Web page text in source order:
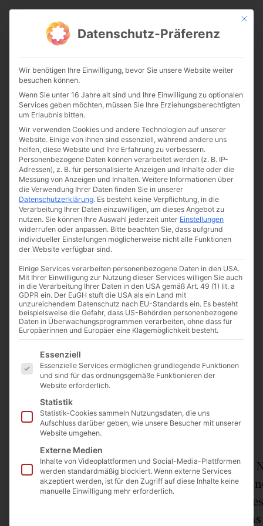
CATHWALK.DE
Die Alte Messe – lichtreich
und schön
Holywell pilgrimage 2011 | Bild: Matthew Doyle | flickr.com | Lizenz:
CC BY-NC 2.0 – https://creativecommons.org/licenses/by-nc/2.0/
Von Dr. Thorsten Paprotny
22. November 2019
0:00
Die Basilika Sankt Clemens in Hannover –
Diaspora – schenkt Sonntag für Sonntag
versammelt sich auch die sogenannte
Hannover vorsteht. Im Umfeld von St.
Mit
Datenschutz-Präferenz
Wir benötigen Ihre Einwilligung, bevor Sie unsere Website weiter
besuchen können.
Wenn Sie unter 16 Jahre alt sind und Ihre Einwilligung zu optionalen
Services geben möchten, müssen Sie Ihre Erziehungsberechtigten
um Erlaubnis bitten.
Wir verwenden Cookies und andere Technologien auf unserer
Website. Einige von ihnen sind essenziell, während andere uns
helfen, diese Website und Ihre Erfahrung zu verbessern.
Personenbezogene Daten können verarbeitet werden (z. B. IP-
Adressen), z. B. für personalisierte Anzeigen und Inhalte oder die
Messung von Anzeigen und Inhalten. Weitere Informationen über
die Verwendung Ihrer Daten finden Sie in unserer
Datenschutzerklärung. Es besteht keine Verpflichtung, in die
Verarbeitung Ihrer Daten einzuwilligen, um dieses Angebot zu
nutzen. Sie können Ihre Auswahl jederzeit unter Einstellungen
widerrufen oder anpassen. Bitte beachten Sie, dass aufgrund
individueller Einstellungen möglicherweise nicht alle Funktionen
der Website verfügbar sind.
Einige Services verarbeiten personenbezogene Daten in den USA.
Mit Ihrer Einwilligung zur Nutzung dieser Services willigen Sie auch
in die Verarbeitung Ihrer Daten in den USA gemäß Art. 49 (1) lit. a
GDPR ein. Der EuGH stuft die USA als ein Land mit
unzureichendem Datenschutz nach EU-Standards ein. Es besteht
beispielsweise die Gefahr, dass US-Behörden personenbezogene
Daten in Überwachungsprogrammen verarbeiten, ohne dass für
Europäerinnen und Europäer eine Klagemöglichkeit besteht.
Es folgt eine Liste der Service-Gruppen, für die eine
Essenziell
Essenzielle Services ermöglichen grundlegende Funktionen
und sind für das ordnungsgemäße Funktionieren der
Website erforderlich.
Statistik
Statistik-Cookies sammeln Nutzungsdaten, die uns
Aufschluss darüber geben, wie unsere Besucher mit unserer
Website umgehen.
Externe Medien
Inhalte von Videoplattformen und Social-Media-Plattformen
werden standardmäßig blockiert. Wenn externe Services
akzeptiert werden, ist für den Zugriff auf diese Inhalte keine
manuelle Einwilligung mehr erforderlich.